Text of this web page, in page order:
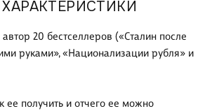
20 бестселлеров («Сталин после
руками», «Национализации рубля» и
ее получить и отчего ее можно